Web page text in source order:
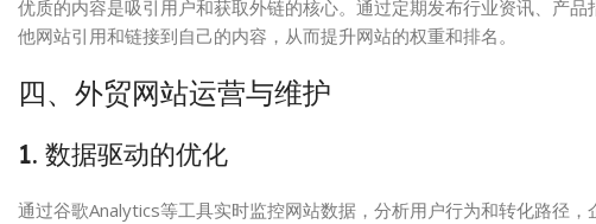
优质的内容是吸引用户和获取外链的核心。通过定期发布行业资讯、产
他网站引用和链接到自己的内容，从而提升网站的权重和排名。
四、外贸网站运营与维护
1. 数据驱动的优化
通过谷歌Analytics等工具实时监控网站数据，分析用户行为和转化路径